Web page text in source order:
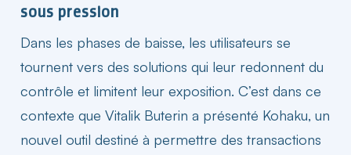
sous pression
Dans les phases de baisse, les utilisateurs se
tournent vers des solutions qui leur redonnent du
contrôle et limitent leur exposition. C’est dans ce
contexte que Vitalik Buterin a présenté Kohaku, un
nouvel outil destiné à permettre des transactions